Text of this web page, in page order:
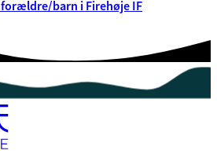
barn i Firehøje IF